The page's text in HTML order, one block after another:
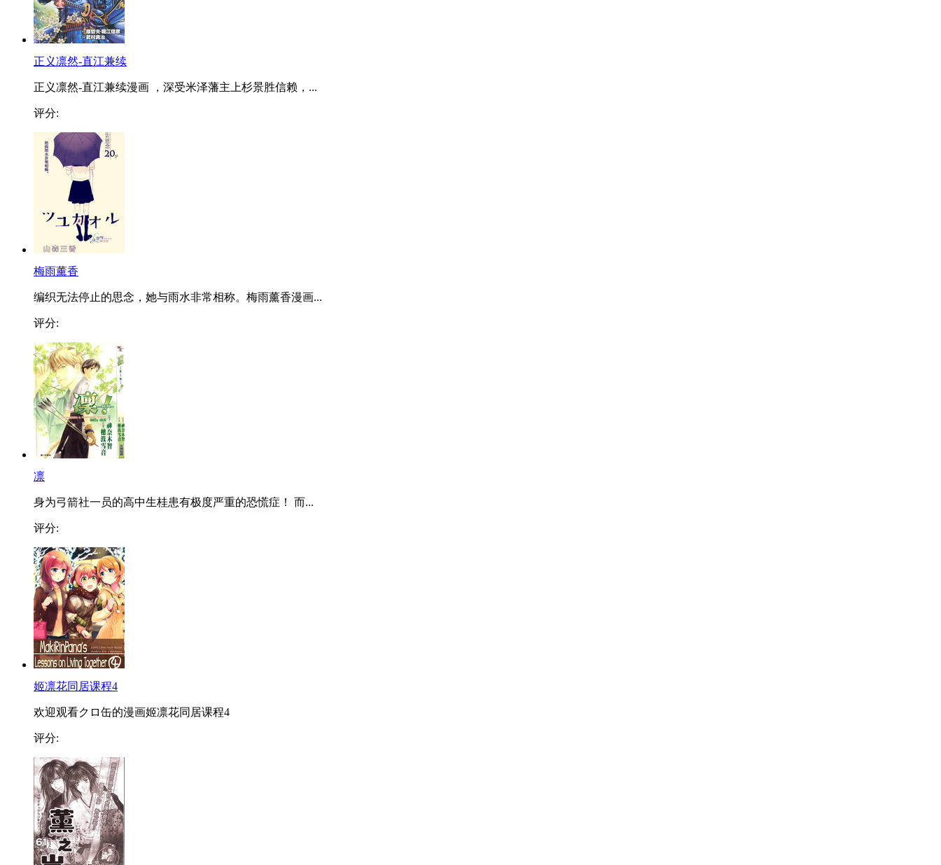
正义凛然-直江兼续
正义凛然-直江兼续漫画 ，深受米泽藩主上杉景胜信赖，...
评分:
梅雨薰香
编织无法停止的思念，她与雨水非常相称。梅雨薰香漫画...
评分:
凛
身为弓箭社一员的高中生桂患有极度严重的恐慌症！ 而...
评分:
姬凛花同居课程4
欢迎观看クロ缶的漫画姬凛花同居课程4
评分: